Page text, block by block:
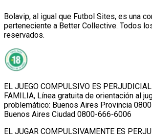
Bolavip, al igual que Futbol Sites, es una
perteneciente a Better Collective. Todos
reservados.
EL JUEGO COMPULSIVO ES
FAMILIA, Línea gratuita de orientación al
problemático: Buenos Aires Provincia
Buenos Aires Ciudad 0800-666-6006
EL JUGAR COMPULSIVAMENTE ES